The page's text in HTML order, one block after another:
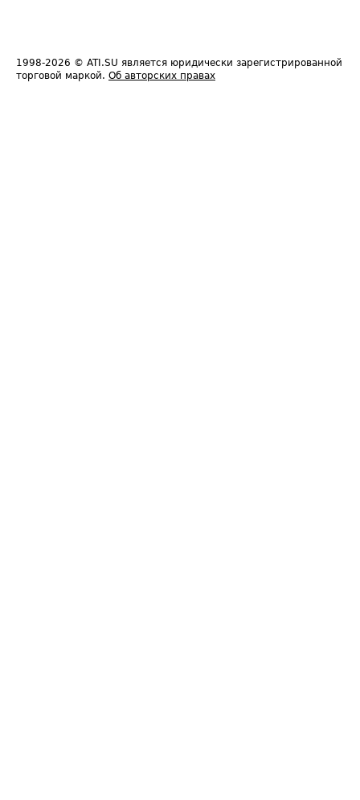
1998-2026 © ATI.SU является юридически зарегистрированной
торговой маркой. Об авторских правах